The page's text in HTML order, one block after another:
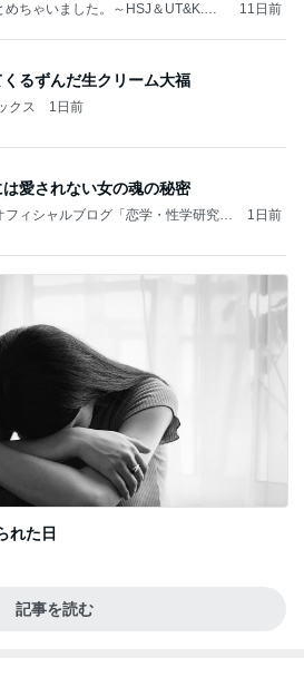
めちゃいました。～HSJ＆UT&K.O.
11日前
るずんだ生クリーム大福
クス 1日前
愛されない女の魂の秘密
フィシャルブログ「恋学・性学研究
1日前
れた日
記事を読む